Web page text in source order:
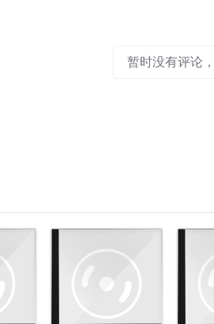
暂时没有评论